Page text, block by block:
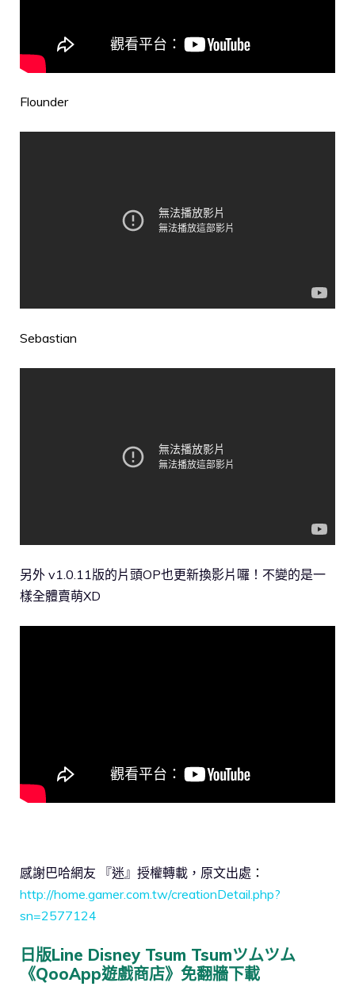
Flounder
Sebastian
另外 v1.0.11版的片頭OP也更新換影片囉！不變的是一
樣全體賣萌XD
感謝巴哈網友 『迷』授權轉載，原文出處 ：
http://home.gamer.com.tw/creationDetail.php?
sn=2577124
日版Line Disney Tsum Tsumツムツム
《QooApp遊戲商店》免翻牆下載